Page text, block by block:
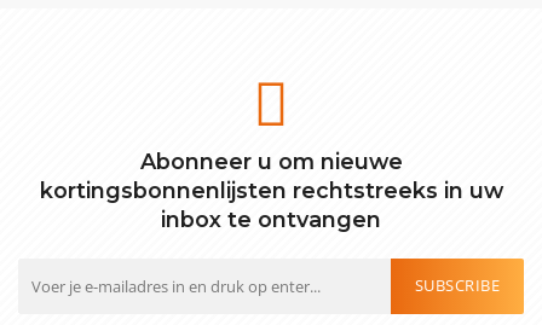
Abonneer u om nieuwe
kortingsbonnenlijsten rechtstreeks in uw
inbox te ontvangen
SUBSCRIBE